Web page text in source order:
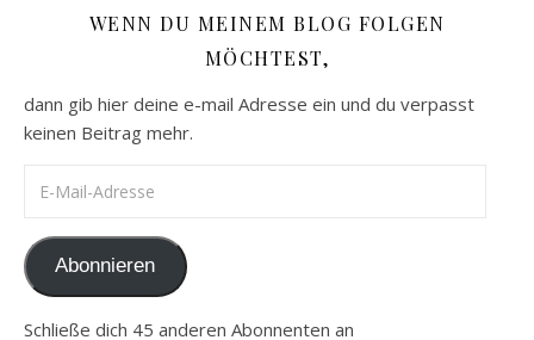
WENN DU MEINEM BLOG FOLGEN
MÖCHTEST,
dann gib hier deine e-mail Adresse ein und du verpasst
keinen Beitrag mehr.
Abonnieren
Schließe dich 45 anderen Abonnenten an